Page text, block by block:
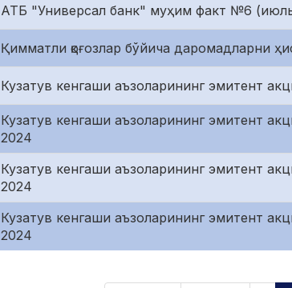
АТБ "Универсал банк" муҳим факт №6
Қимматли қоғозлар бўйича даромадларни
Кузатув кенгаши аъзоларининг эмитент
Кузатув кенгаши аъзоларининг эмитент
2024
Кузатув кенгаши аъзоларининг эмитент
2024
Кузатув кенгаши аъзоларининг эмитент
2024